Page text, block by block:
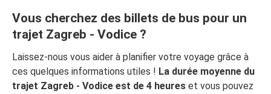
Vous cherchez des billets de bus pour un
trajet Zagreb - Vodice ?
Laissez-nous vous aider à planifier votre voyage grâce à
ces quelques informations utiles ! La durée moyenne du
trajet Zagreb - Vodice est de 4 heures et vous pouvez